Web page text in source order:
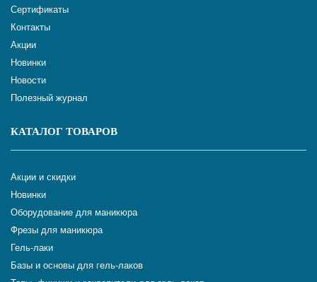
Сертификаты
Контакты
Акции
Новинки
Новости
Полезный журнал
КАТАЛОГ ТОВАРОВ
Акции и скидки
Новинки
Оборудование для маникюра
Фрезы для маникюра
Гель-лаки
Базы и основы для гель-лаков